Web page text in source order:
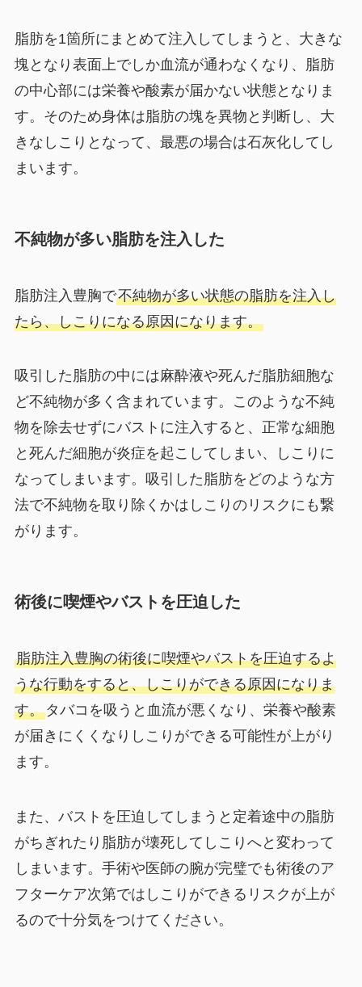
脂肪を1箇所にまとめて注入してしまうと、大きな
塊となり表面上でしか血流が通わなくなり、脂肪
の中心部には栄養や酸素が届かない状態となりま
す。そのため身体は脂肪の塊を異物と判断し、大
きなしこりとなって、最悪の場合は石灰化してし
まいます。
不純物が多い脂肪を注入した
脂肪注入豊胸で不純物が多い状態の脂肪を注入し
たら、しこりになる原因になります。
吸引した脂肪の中には麻酔液や死んだ脂肪細胞な
ど不純物が多く含まれています。このような不純
物を除去せずにバストに注入すると、正常な細胞
と死んだ細胞が炎症を起こしてしまい、しこりに
なってしまいます。吸引した脂肪をどのような方
法で不純物を取り除くかはしこりのリスクにも繋
がります。
術後に喫煙やバストを圧迫した
脂肪注入豊胸の術後に喫煙やバストを圧迫するよ
うな行動をすると、しこりができる原因になりま
す。タバコを吸うと血流が悪くなり、栄養や酸素
が届きにくくなりしこりができる可能性が上がり
ます。
また、バストを圧迫してしまうと定着途中の脂肪
がちぎれたり脂肪が壊死してしこりへと変わって
しまいます。手術や医師の腕が完璧でも術後のア
フターケア次第ではしこりができるリスクが上が
るので十分気をつけてください。